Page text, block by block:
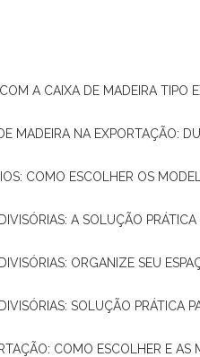
A CAIXA DE MADEIRA TIPO
MADEIRA NA EXPORTAÇÃO:
COMO ESCOLHER OS
A SOLUÇÃO
ORGANIZE SEU
SOLUÇÃO PRÁTICA
COMO ESCOLHER E AS